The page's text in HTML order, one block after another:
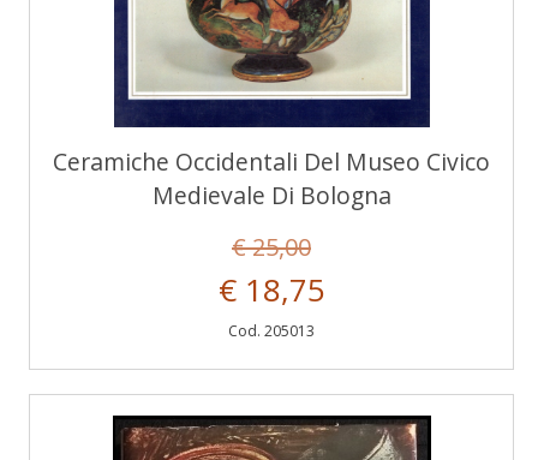
Ceramiche Occidentali Del Museo Civico
Medievale Di Bologna
€ 25,00
€ 18,75
Cod. 205013